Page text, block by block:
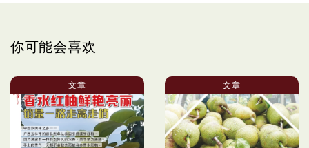
你可能会喜欢
文章 文章